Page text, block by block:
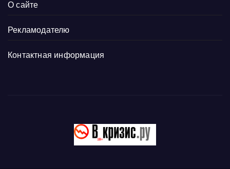
О сайте
Рекламодателю
Контактная информация